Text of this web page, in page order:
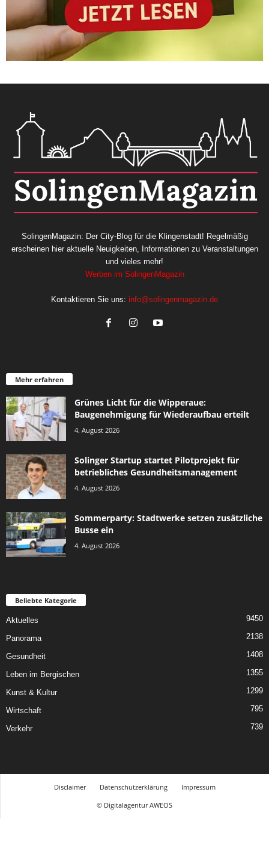
SolingenMagazin: Der City-Blog für die Klingenstadt! Regelmäßig
erscheinen hier aktuelle Neuigkeiten, Informationen zu Veranstaltungen
und vieles mehr!
Werben im SolingenMagazin
Kontaktieren Sie uns: info@solingenmagazin.de
Mehr erfahren
Grünes Licht für die Wipperaue:
Baugenehmigung für Wiederaufbau erteilt
4. August 2026
Solinger Startup startet Pilotprojekt für
betriebliches Gesundheitsmanagement
4. August 2026
Sommerparty: Stadtwerke setzen zusätzliche
Busse ein
4. August 2026
Beliebte Kategorie
Aktuelles 9450
Panorama 2138
Gesundheit 1408
Leben im Bergischen 1355
Kunst & Kultur 1299
Wirtschaft 795
Verkehr 739
Disclaimer Datenschutzerklärung
Impressum
© Digitalagentur AWEOS